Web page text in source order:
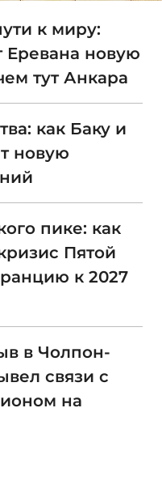
к миру:
Еревана новую
тут Анкара
как Баку и
новую
пике: как
Пятой
к 2027
в Чолпон-
связи с
на